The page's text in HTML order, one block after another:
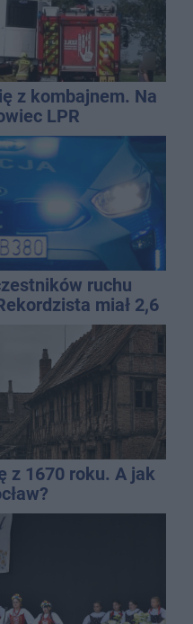
z kombajnem. Na
LPR
ruchu
miał 2,6
z 1670 roku. A jak